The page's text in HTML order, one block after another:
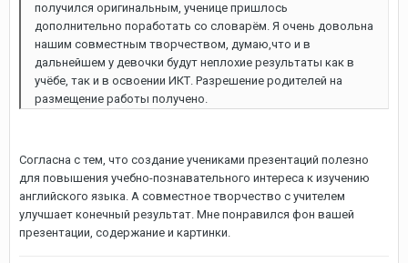
получился оригинальным, ученице пришлось
дополнительно поработать со словарём. Я очень довольна
нашим совместным творчеством, думаю,что и в
дальнейшем у девочки будут неплохие результаты как в
учёбе, так и в освоении ИКТ. Разрешение родителей на
размещение работы получено.
Согласна с тем, что создание учениками презентаций полезно
для повышения учебно-познавательного интереса к изучению
английского языка. А совместное творчество с учителем
улучшает конечный результат. Мне понравился фон вашей
презентации, содержание и картинки.